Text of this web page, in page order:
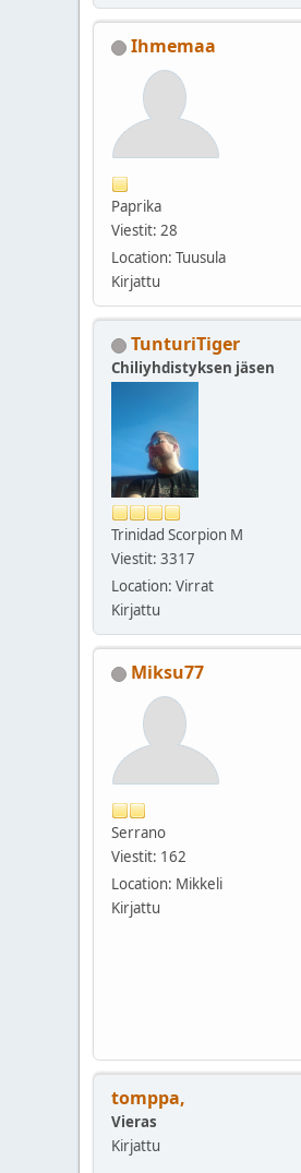
Ihmemaa
Paprika
Viestit: 28
Location: Tuusula
Kirjattu
TunturiTiger
Chiliyhdistyksen jäsen
Trinidad Scorpion M
Viestit: 3317
Location: Virrat
Kirjattu
Miksu77
Serrano
Viestit: 162
Location: Mikkeli
Kirjattu
tomppa,
Vieras
Kirjattu